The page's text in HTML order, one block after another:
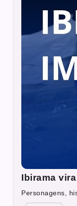
Ibirama
Personagens,